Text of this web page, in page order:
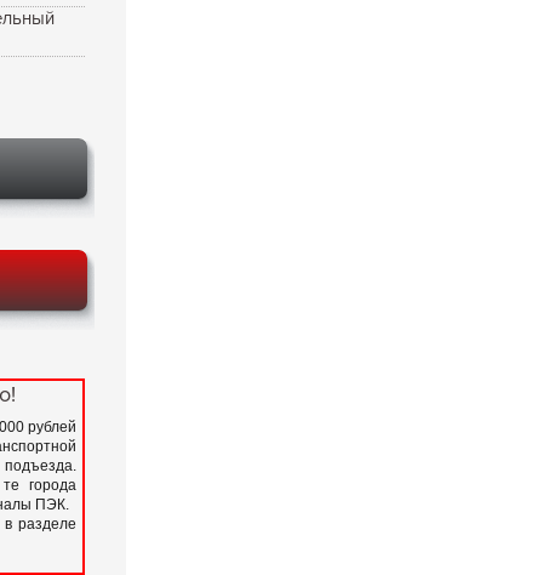
рублей
города
ПЭК.
разделе